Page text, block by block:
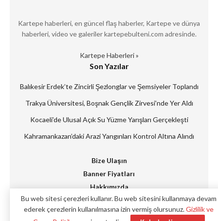
Kartepe haberleri, en güncel flaş haberler, Kartepe ve dünya
haberleri, video ve galeriler kartepebulteni.com adresinde.
Kartepe Haberleri »
Son Yazılar
Balıkesir Erdek’te Zincirli Şezlonglar ve Şemsiyeler Toplandı
Trakya Üniversitesi, Boşnak Gençlik Zirvesi’nde Yer Aldı
Kocaeli’de Ulusal Açık Su Yüzme Yarışları Gerçekleşti
Kahramankazan’daki Arazi Yangınları Kontrol Altına Alındı
Bize Ulaşın
Banner Fiyatları
Hakkımızda
Künye
Reklam Verin
Bu web sitesi çerezleri kullanır. Bu web sitesini kullanmaya devam
ederek çerezlerin kullanılmasına izin vermiş olursunuz.Gizlilik ve